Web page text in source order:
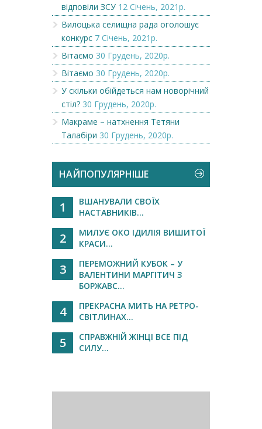
відповіли ЗСУ 12 Січень, 2021р.
Вилоцька селищна рада оголошує
конкурс 7 Січень, 2021р.
Вітаємо 30 Грудень, 2020р.
Вітаємо 30 Грудень, 2020р.
У скільки обійдеться нам новорічний
стіл? 30 Грудень, 2020р.
Макраме – натхнення Тетяни
Талабіри 30 Грудень, 2020р.
НАЙПОПУЛЯРНІШЕ
1
ВШАНУВАЛИ СВОЇХ
НАСТАВНИКІВ...
2
МИЛУЄ ОКО ІДИЛІЯ ВИШИТОЇ
КРАСИ...
3
ПЕРЕМОЖНИЙ КУБОК – У
ВАЛЕНТИНИ МАРГІТИЧ З
БОРЖАВС...
4
ПРЕКРАСНА МИТЬ НА РЕТРО-
СВІТЛИНАХ...
5
СПРАВЖНІЙ ЖІНЦІ ВСЕ ПІД
СИЛУ...